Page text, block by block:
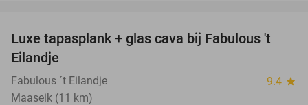
28%
Luxe tapasplank + glas cava bij Fabulous 't
Eilandje
Fabulous ´t Eilandje 9.4 star
Maaseik (11 km)